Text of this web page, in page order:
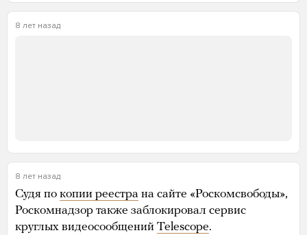
8 лет назад
8 лет назад
Судя по копии реестра на сайте «Роскомсвободы»,
Роскомнадзор также заблокировал сервис
круглых видеосообщений Telescope.